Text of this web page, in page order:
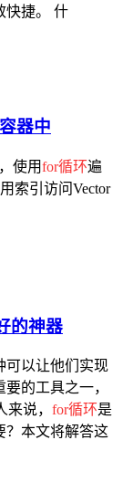
快捷。 什
器中
使用for循环遍
索引访问Vector
的神器
可以让他们实现
的工具之一，
说， for循环是
？本文将解答这